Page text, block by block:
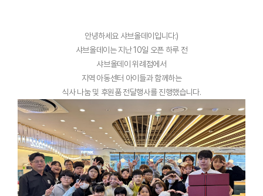
안녕하세요 샤브올데이입니다:)
샤브올데이는 지난 10일 오픈 하루 전
샤브올데이 위례점에서
지역 아동센터 아이들과 함께하는
식사 나눔 및 후원품 전달행사를 진행했습니다.